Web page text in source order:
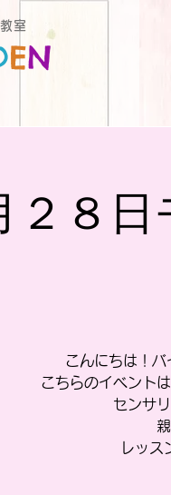
室
EN
２８
こんにちは！
こちらのイベント
センサ
レッ